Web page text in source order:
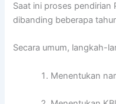
Saat ini proses pendirian
dibanding beberapa
Secara umum, langkah-
Menentukan